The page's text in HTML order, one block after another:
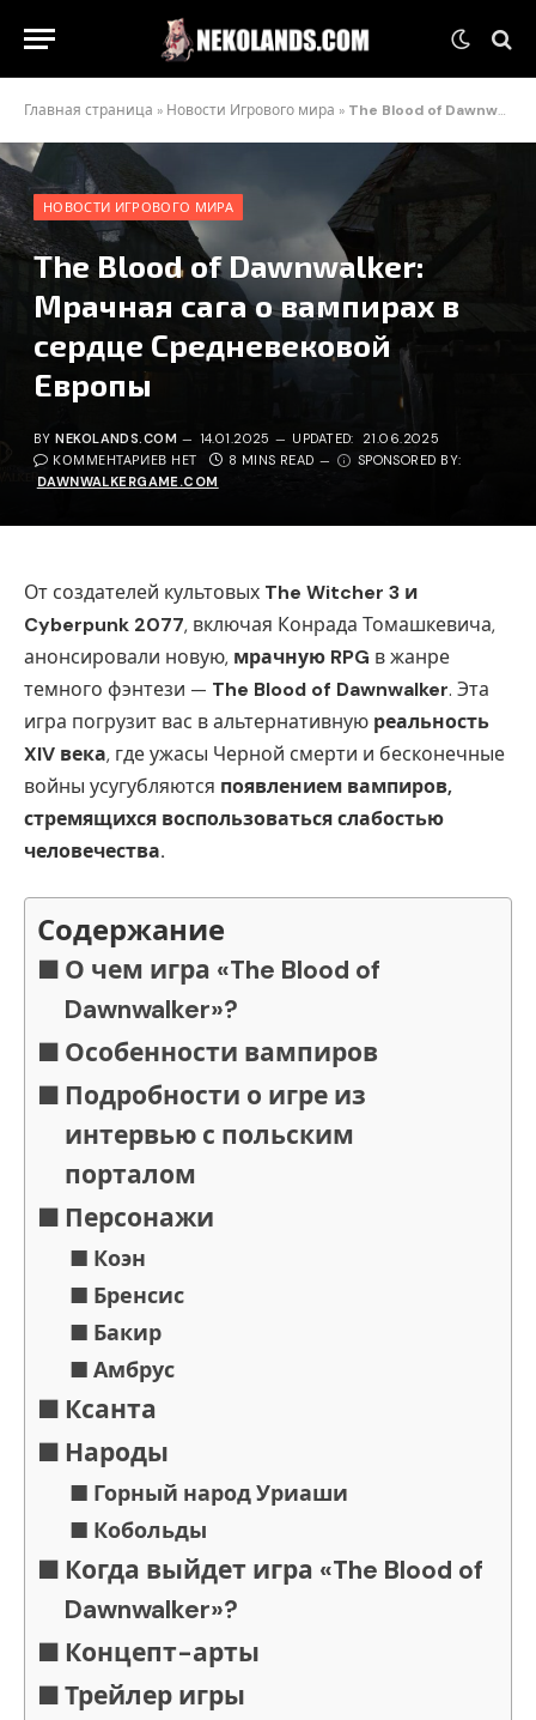
Главная страница » Новости Игрового мира » The Blood of Dawnwalker: Мрачная сага о вампирах в сердце Средневековой Европы
НОВОСТИ ИГРОВОГО МИРА
The Blood of Dawnwalker:
Мрачная сага о вампирах в
сердце Средневековой
Европы
BY NEKOLANDS.COM 14.01.2025 UPDATED:
21.06.2025
КОММЕНТАРИЕВ НЕТ
8 MINS READ
SPONSORED BY:
DAWNWALKERGAME.COM
От создателей культовых The Witcher 3 и
Cyberpunk 2077, включая Конрада Томашкевича,
анонсировали новую, мрачную RPG в жанре
темного фэнтези — The Blood of Dawnwalker. Эта
игра погрузит вас в альтернативную реальность
XIV века, где ужасы Черной смерти и бесконечные
войны усугубляются появлением вампиров,
стремящихся воспользоваться слабостью
человечества.
Содержание
О чем игра «The Blood of
Dawnwalker»?
Особенности вампиров
Подробности о игре из
интервью с польским
порталом
Персонажи
Коэн
Бренсис
Бакир
Амбрус
Ксанта
Народы
Горный народ Уриаши
Кобольды
Когда выйдет игра «The Blood of
Dawnwalker»?
Концепт-арты
Трейлер игры